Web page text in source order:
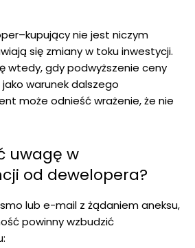
nie jest niczym
się zmiany w toku inwestycji.
wtedy, gdy podwyższenie ceny
warunek dalszego
może odnieść wrażenie, że nie
uwagę w
od dewelopera?
lub e-mail z żądaniem aneksu,
powinny wzbudzić